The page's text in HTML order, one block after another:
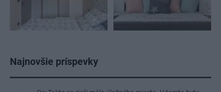
Najnovšie príspevky